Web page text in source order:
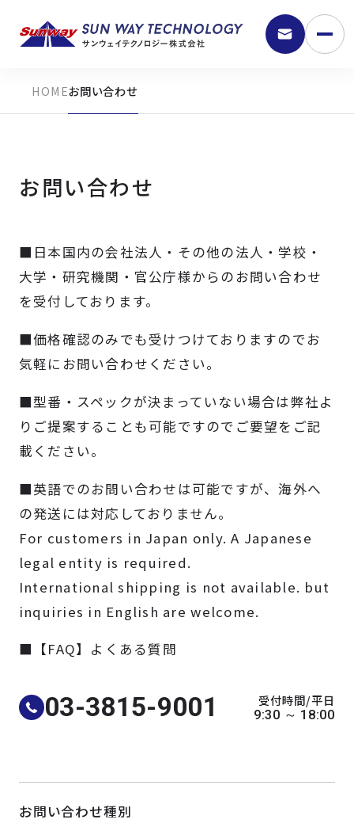
よくある質問
採用情報
製品検索
取扱メーカー
事例
サポート
会社案内
お問い合わせ
お問い合わせ
■日本国内の会社法人・その他の法人・学校・
大学・研究機関・官公庁様からのお問い合わせ
を受付しております。
■価格確認のみでも受けつけておりますのでお
気軽にお問い合わせください。
■型番・スペックが決まっていない場合は弊社よ
りご提案することも可能ですのでご要望をご記
載ください。
■英語でのお問い合わせは可能ですが、海外へ
の発送には対応しておりません。
For customers in Japan only. A Japanese
legal entity is required.
International shipping is not available. but
inquiries in English are welcome.
■【FAQ】よくある質問
03-3815-9001 受付時間/平日
9:30 ～ 18:00
お問い合わせ種別